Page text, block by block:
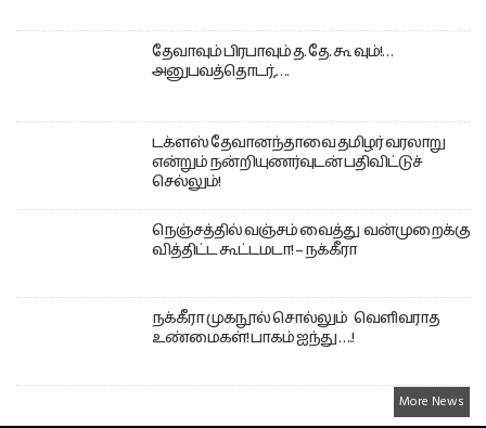
தேவாவும் பிரபாவும் த. தே. கூ வும்!…
அனுபவத்தொடர்,….
டக்ளஸ் தேவானந்தாவை தமிழர் வரலாறு
என்றும் நன்றியுணர்வுடன் பதிவிட்டுச்
செல்லும்!
நெஞ்சத்தில் வஞ்சம் வைத்து வன்முறைக்கு
வித்திட்ட கூட்டமடா! – நக்கீரா
நக்கீரா முகநூல் சொல்லும் வெளிவராத
உண்மைகள்! பாகம் ஐந்து ….!
More News